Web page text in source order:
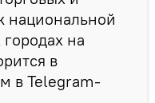
национальной
на
в
в Telegram-